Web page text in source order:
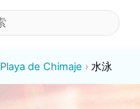
Playa de Chimaje 水泳